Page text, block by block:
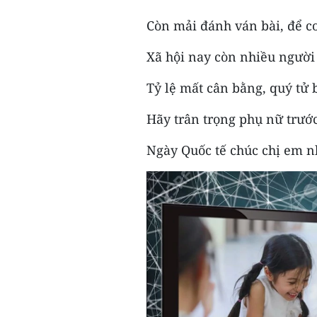
Còn mải đánh ván bài, để
Xã hội nay còn nhiều
Tỷ lệ mất cân bằng, quý tử
Hãy trân trọng phụ nữ
Ngày Quốc tế chúc chị em